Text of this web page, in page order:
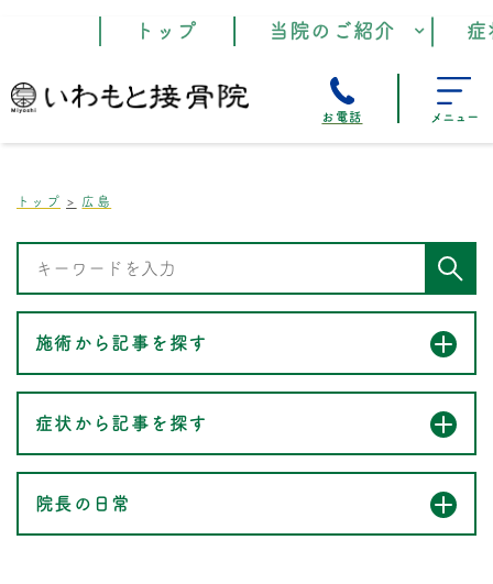
トップ 当院のご紹介
お電話 メニュー
トップ 広島
施術から記事を探す
症状から記事を探す
院長の日常